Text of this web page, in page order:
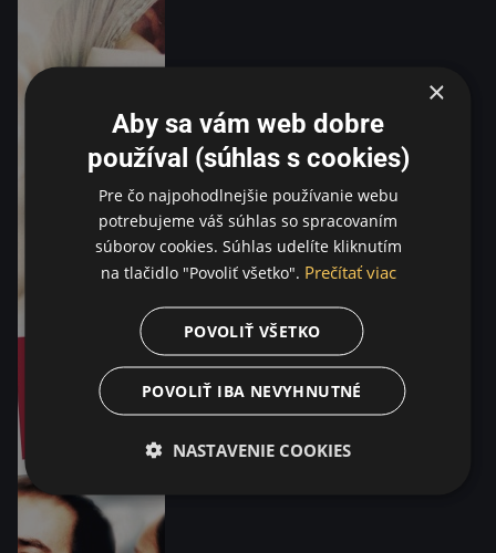
×
Aby sa vám web dobre
používal (súhlas s cookies)
Pre čo najpohodlnejšie používanie webu
potrebujeme váš súhlas so spracovaním
súborov cookies. Súhlas udelíte kliknutím
na tlačidlo "Povoliť všetko". Prečítať viac
POVOLIŤ VŠETKO
POVOLIŤ IBA NEVYHNUTNÉ
NASTAVENIE COOKIES